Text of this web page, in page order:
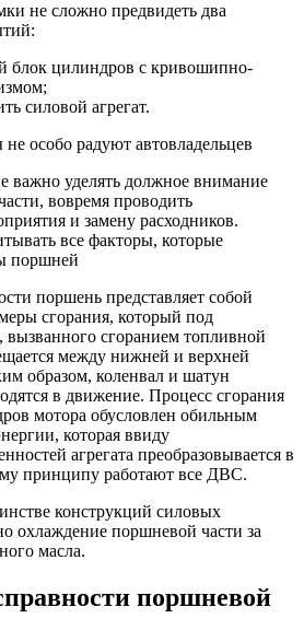
не сложно предвидеть два
блок цилиндров с кривошипно-
силовой агрегат.
особо радуют автовладельцев
важно уделять должное внимание
вовремя проводить
и замену расходников.
все факторы, которые
поршней
поршень представляет собой
сгорания, который под
вызванного сгоранием топливной
между нижней и верхней
образом, коленвал и шатун
в движение. Процесс сгорания
мотора обусловлен обильным
которая ввиду
агрегата преобразовывается в
принципу работают все ДВС.
конструкций силовых
охлаждение поршневой части за
масла.
поршневой